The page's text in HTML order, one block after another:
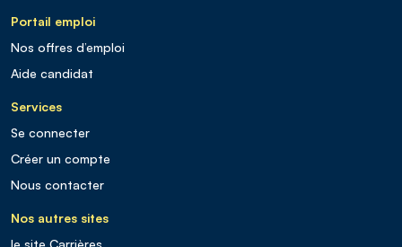
Portail emploi
Nos offres d’emploi
Aide candidat
Services
Se connecter
Créer un compte
Nous contacter
Nos autres sites
le site Carrières